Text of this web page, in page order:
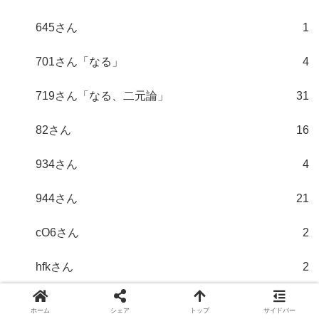
645さん 1
701さん「なる」 4
719さん「なる、二元論」 31
82さん 16
934さん 4
944さん 21
cO6さん 2
hfkさん 2
j4TFさん
ホーム シェア トップ サイドバー